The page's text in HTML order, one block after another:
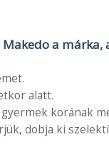
Makedo a márka,
alatt.
korának
dobja ki